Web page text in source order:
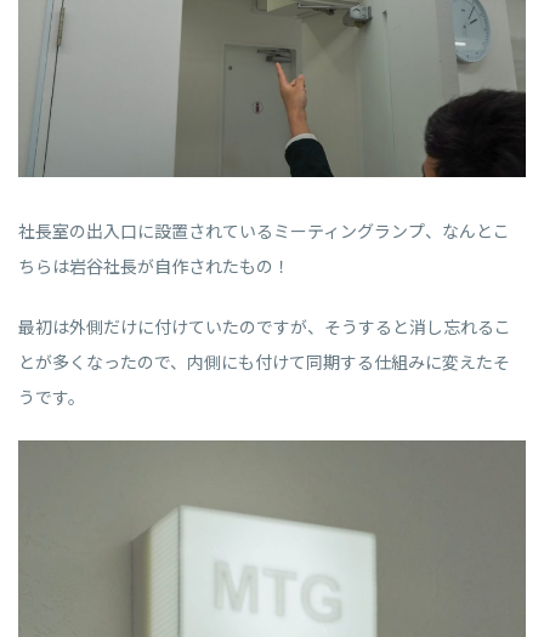
社長室の出入口に設置されているミーティングランプ、なんとこ
ちらは岩谷社長が自作されたもの！
最初は外側だけに付けていたのですが、そうすると消し忘れるこ
とが多くなったので、内側にも付けて同期する仕組みに変えたそ
うです。